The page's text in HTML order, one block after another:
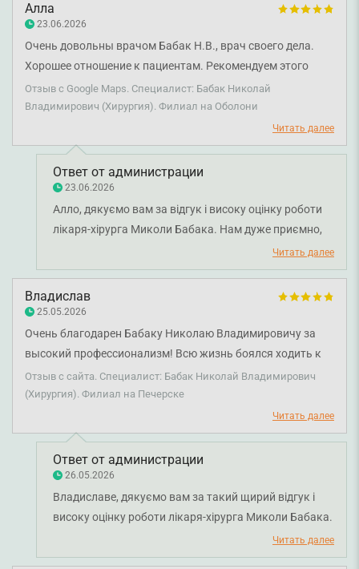
Алла
23.06.2026
Очень довольны врачом Бабак Н.В., врач своего дела.
Хорошее отношение к пациентам. Рекомендуем этого
врачу.
Отзыв с Google Maps. Специалист: Бабак Николай
Владимирович (Хирургия). Филиал на Оболони
Читать далее
Ответ от администрации
23.06.2026
Алло, дякуємо вам за відгук і високу оцінку роботи
лікаря-хірурга Миколи Бабака. Нам дуже приємно,
що ви залишилися задоволені візитом та відзначили
професіоналізм і добре, уважне ставлення до
Читать далее
Владислав
25.05.2026
Очень благодарен Бабаку Николаю Владимировичу за
высокий профессионализм! Всю жизнь боялся ходить к
врачам такого профиля, но прием прошел быстро,
качественно и совсем не страшно. А главное — проблема,
с которой я обратился, полностью решена. Рекомендую!
Отзыв с сайта. Специалист: Бабак Николай Владимирович
(Хирургия). Филиал на Печерске
Читать далее
Ответ от администрации
26.05.2026
Владиславе, дякуємо вам за такий щирий відгук і
високу оцінку роботи лікаря-хірурга Миколи Бабака.
Нам дуже приємно, що прийом пройшов для вас
комфортно, швидко та без зайвого хвилювання.
Читать далее